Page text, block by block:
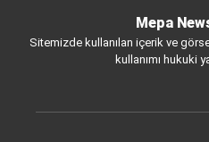
Mepa
Sitemizde kullanılan içerik ve
kullanımı hukuki